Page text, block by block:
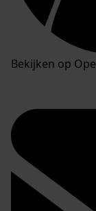
Bekijken op